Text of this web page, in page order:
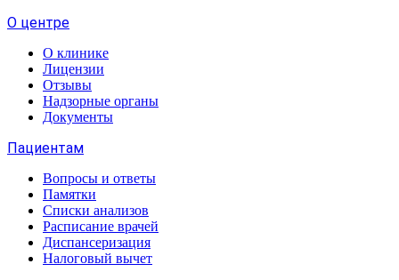
О центре
О клинике
Лицензии
Отзывы
Надзорные органы
Документы
Пациентам
Вопросы и ответы
Памятки
Списки анализов
Расписание врачей
Диспансеризация
Налоговый вычет